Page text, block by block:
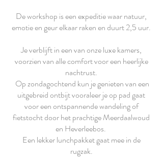
De workshop is een expeditie waar natuur,
emotie en geur elkaar raken en duurt 2,5 uur.
Je verblijft in een van onze luxe kamers,
voorzien van alle comfort voor een heerlijke
nachtrust.
Op zondagochtend kun je genieten van een
uitgebreid ontbijt vooraleer je op pad gaat
voor een ontspannende wandeling of
fietstocht door het prachtige Meerdaalwoud
en Heverleebos.
Een lekker lunchpakket gaat mee in de
rugzak.